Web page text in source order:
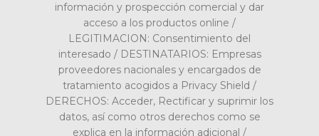
información y prospección comercial y dar
acceso a los productos online /
LEGITIMACION: Consentimiento del
interesado / DESTINATARIOS: Empresas
proveedores nacionales y encargados de
tratamiento acogidos a Privacy Shield /
DERECHOS: Acceder, Rectificar y suprimir los
datos, así como otros derechos como se
explica en la información adicional /